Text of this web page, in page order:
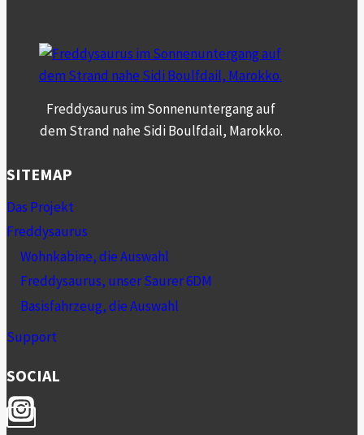
Freddysaurus im Sonnenuntergang auf
dem Strand nahe Sidi Boulfdail, Marokko.
SITEMAP
Das Projekt
Freddysaurus
Wohnkabine, die Auswahl
Freddysaurus, unser Saurer 6DM
Basisfahrzeug, die Auswahl
Support
SOCIAL